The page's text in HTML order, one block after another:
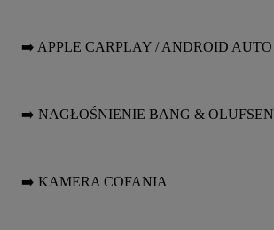
➡️ APPLE CARPLAY / ANDROID AUTO
➡️ NAGŁOŚNIENIE BANG & OLUFSEN
➡️ KAMERA COFANIA